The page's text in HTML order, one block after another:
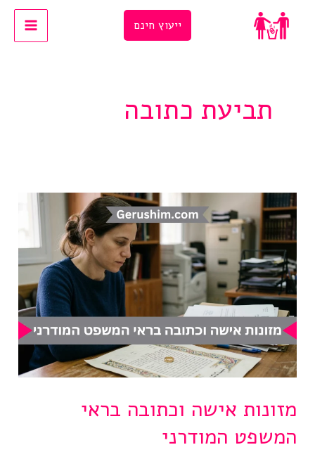
ייעוץ חינם
תביעת כתובה
מזונות אישה וכתובה בראי
המשפט המודרני